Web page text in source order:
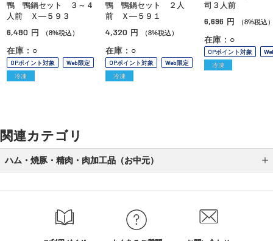
鴨 鴨鍋セット ３～４
人前 Ｘ—５９３
6,480 円 （8%税込）
在庫：○
OPポイント対象
Web限定
冷凍
鴨 鴨鍋セット ２人
前 Ｘ—５９１
4,320 円 （8%税込）
在庫：○
OPポイント対象
Web限定
冷凍
司３人前
6,696 円 （8%税込
在庫：○
OPポイント対象
冷凍
関連カテゴリ
ハム・焼豚・精肉・肉加工品（お中元）
精肉（お中元）